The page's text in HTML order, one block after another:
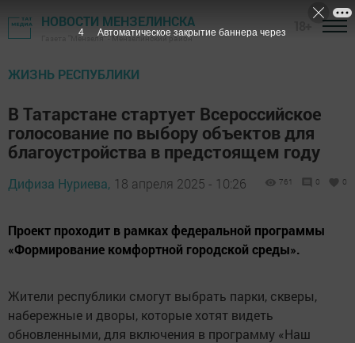
НОВОСТИ МЕНЗЕЛИНСКА
Газета "Мензеля" - Мензелинский район
ЖИЗНЬ РЕСПУБЛИКИ
В Татарстане стартует Всероссийское
голосование по выбору объектов для
благоустройства в предстоящем году
Дифиза Нуриева, 18 апреля 2025 - 10:26 761 0 0
Проект проходит в рамках федеральной программы
«Формирование комфортной городской среды».
Жители республики смогут выбрать парки, скверы,
набережные и дворы, которые хотят видеть
обновленными, для включения в программу «Наш
3 Автоматическое закрытие баннера через